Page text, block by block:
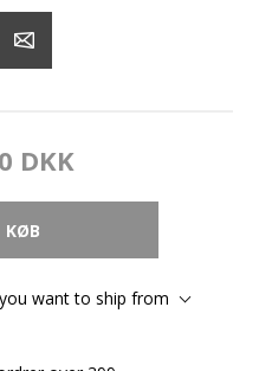
DKK
want to ship from